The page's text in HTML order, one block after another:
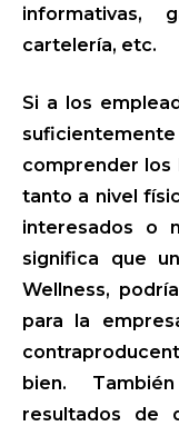
informativas,
cartelería, etc.
Si a los
comprender
tanto a nivel
interesados o
significa que
Wellness,
para la
bien.
resultados de